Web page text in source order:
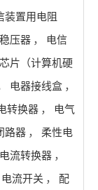
装置用电阻
稳压器 ，
电信
片（计算机硬
电器接线盒 ，
转换器 ，
电气
路器 ，
柔性电
电流转换器 ，
电流开关 ，
配